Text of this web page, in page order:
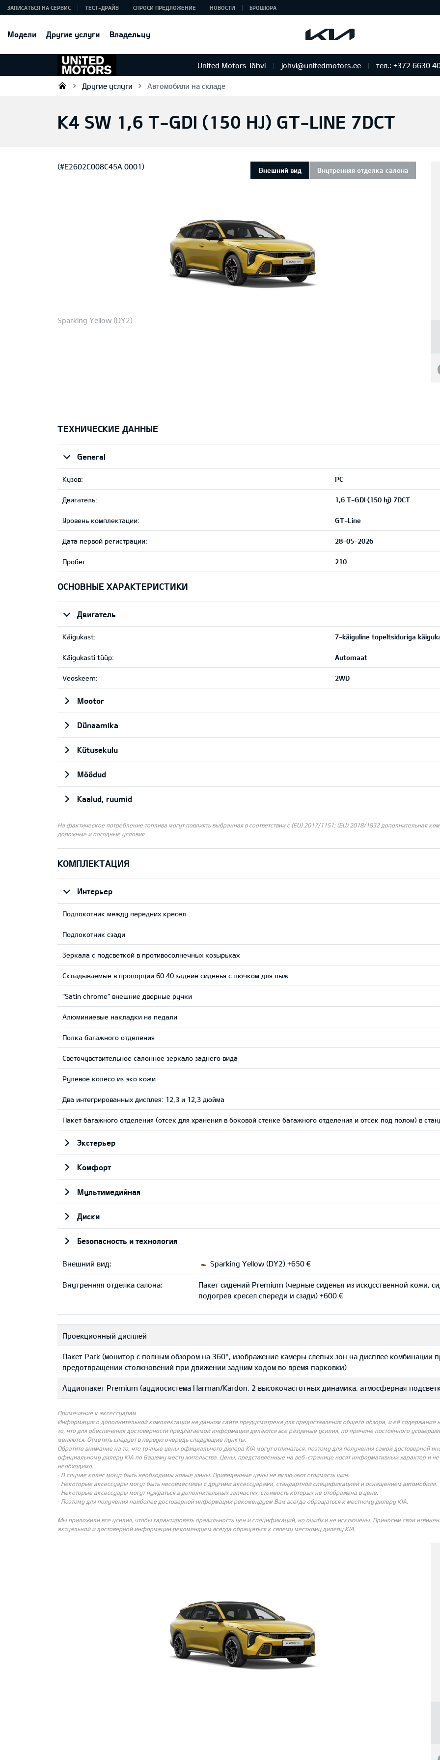
Модели Другие услуги Владельцу
ЗАПИСАТЬСЯ НА СЕРВИС ТЕСТ-ДРАЙВ СПРОСИ ПРЕДЛОЖЕНИЕ НОВОСТИ БРОШЮРА
United Motors Jõhvi johvi@unitedmotors.ee тел.: +372 6630
KIA DEALER MOTORS AS
Другие услуги Автомобили на складе
K4 SW 1,6 T-GDI (150 HJ) GT-LINE 7DCT
Внешний вид Внутренняя отделка салона
(#E2602C008C45A 0001)
Sparking Yellow (DY2)
ТЕХНИЧЕСКИЕ ДАННЫЕ
General
Кузов: PC
Двигатель: 1,6 T-GDI (150 hj) 7DCT
Уровень комплектации: GT-Line
Дата первой регистрации: 28-05-2026
Пробег: 210
ОСНОВНЫЕ ХАРАКТЕРИСТИКИ
Двигатель
Käigukast: 7-käiguline topeltsiduriga
Käigukasti tüüp: Automaat
Veoskeem: 2WD
Mootor
Dünaamika
Kütusekulu
Mõõdud
Kaalud, ruumid
На фактическое потребление топлива могут повлиять выбранная в соответствии с (EU) 2017/1151; (EU) 2018/1832 дополнительная
дорожные и погодные условия.
КОМПЛЕКТАЦИЯ
Интерьер
Подлокотник между передних кресел
Подлокотник сзади
Зеркала с подсветкой в противосолнечных козырьках
Складываемые в пропорции 60:40 задние сиденья с лючком для лыж
"Satin chrome" внешние дверные ручки
Aлюминиевые накладки на педали
Полка багажного отделения
Светочувствительное салонное зеркало заднего вида
Рулевое колесо из эко кожи
Два интегрированных дисплея: 12,3 и 12,3 дюйма
Пакет багажного отделения (отсек для хранения в боковой стенке багажного отделения и отсек под полом) в
Экстерьер
Комфорт
Мультимедийная
Диски
Безопасность и технология
Внешний вид: Sparking Yellow (DY2) +650 €
Внутренняя отделка салона:
Пакет сидений Premium (черные сиденья из искусственной кожи,
подогрев кресел спереди и сзади) +600 €
Проекционный дисплей
Пакет Park (монитор с полным обзором на 360°, изображение камеры слепых зон на дисплее комбинации
предотвращении столкновений при движении задним ходом во время парковки)
Аудиопакет Premium (аудиосистема Harman/Kardon, 2 высокочастотных динамика, атмосферная
Примечание к аксессуарам
Информация о дополнительной комплектации на данном сайте предусмотрена для предоставления общего обзора, и её содержание
то, что для обеспечения достоверности предлагаемой информации делаются все разумные усилия, по причине постоянного
меняются. Отметить следует в первую очередь следующие пункты:
Обратите внимание на то, что точные цены официального дилера KIA могут отличаться, поэтому для получения самой достоверной
официальному дилеру KIA по Вашему месту жительства. Цены, представленные на веб-странице носят информативный характер и
необходимо.
· В случае колес могут быть необходимы новые шины. Приведенные цены не включают стоимость шин.
· Некоторые аксессуары могут быть несовместимы с другими аксессуарами, стандартной спецификацией и оснащением автомобиля.
· Некоторые аксессуары могут нуждаться в дополнительных запчастях, стоимость которых не отображена в цене.
· Поэтому для получения наиболее достоверной информации рекомендуем Вам всегда обращаться к местному дилеру KIA.
Мы приложили все усилия, чтобы гарантировать правильность цен и спецификаций, но ошибки не исключены. Приносим свои
актуальной и достоверной информации рекомендуем всегда обращаться к своему местному дилеру KIA.